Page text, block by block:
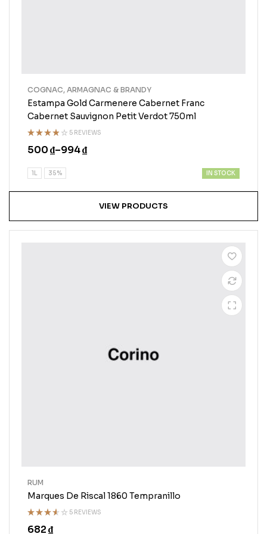
Estampa Gold Carmenere Cabernet Franc
Cabernet Sauvignon Petit Verdot 750ml
Rated
3.75
5
5 REVIEWS
COGNAC, ARMAGNAC & BRANDY
500₫–994₫
1L 35% IN STOCK
VIEW PRODUCTS
Marques De Riscal 1860 Tempranillo
Rated
3.50
5 REVIEWS
RUM
682₫